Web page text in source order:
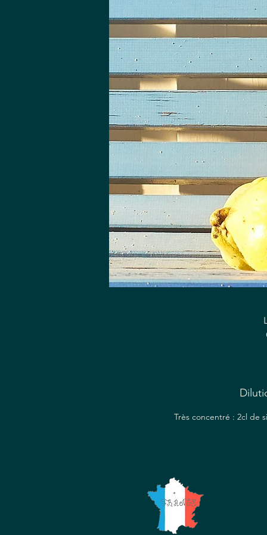
Très concentré : 2cl de